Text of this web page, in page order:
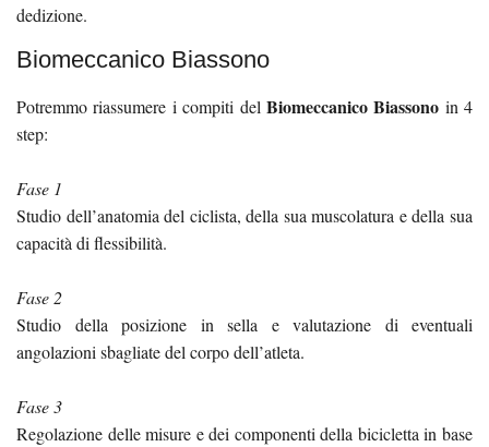
dedizione.
Biomeccanico Biassono
Potremmo riassumere i compiti del Biomeccanico Biassono in 4
step:
Fase 1
Studio dell’anatomia del ciclista, della sua muscolatura e della sua
capacità di flessibilità.
Fase 2
Studio della posizione in sella e valutazione di eventuali
angolazioni sbagliate del corpo dell’atleta.
Fase 3
Regolazione delle misure e dei componenti della bicicletta in base